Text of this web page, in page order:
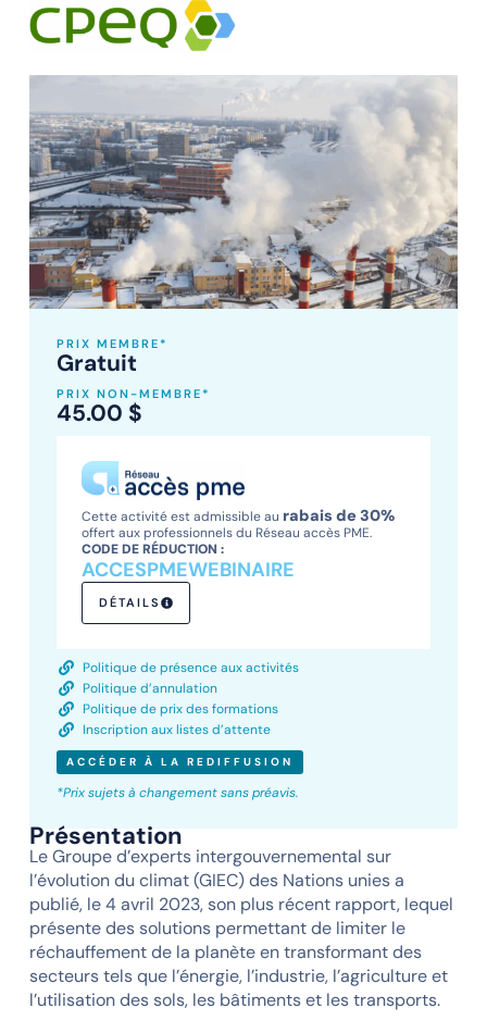
PRIX MEMBRE*
Gratuit
PRIX NON-MEMBRE*
45.00 $
Cette activité est admissible au rabais de 30%
offert aux professionnels du Réseau accès PME.
CODE DE RÉDUCTION :
ACCESPMEWEBINAIRE
DÉTAILS
Politique de présence aux activités
Politique d’annulation
Politique de prix des formations
Inscription aux listes d’attente
ACCÉDER À LA REDIFFUSION
*Prix sujets à changement sans préavis.
Présentation
Le Groupe d’experts intergouvernemental sur
l’évolution du climat (GIEC) des Nations unies a
publié, le 4 avril 2023, son plus récent rapport, lequel
présente des solutions permettant de limiter le
réchauffement de la planète en transformant des
secteurs tels que l’énergie, l’industrie, l’agriculture et
l’utilisation des sols, les bâtiments et les transports.